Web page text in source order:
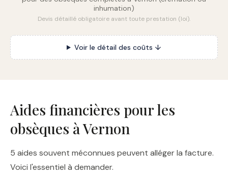
inhumation)
Devis détaillé obligatoire avant toute prestation (loi).
Voir le détail des coûts ↓
Aides financières pour les
obsèques à Vernon
5 aides souvent méconnues peuvent alléger la facture.
Voici l'essentiel à demander.